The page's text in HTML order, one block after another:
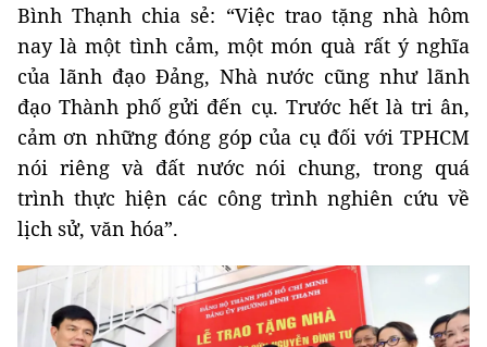
Bình Thạnh chia sẻ: “Việc trao tặng nhà hôm
nay là một tình cảm, một món quà rất ý nghĩa
của lãnh đạo Đảng, Nhà nước cũng như lãnh
đạo Thành phố gửi đến cụ. Trước hết là tri ân,
cảm ơn những đóng góp của cụ đối với TPHCM
nói riêng và đất nước nói chung, trong quá
trình thực hiện các công trình nghiên cứu về
lịch sử, văn hóa”.